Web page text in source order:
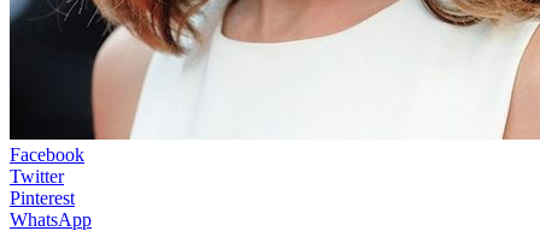
Facebook
Twitter
Pinterest
WhatsApp